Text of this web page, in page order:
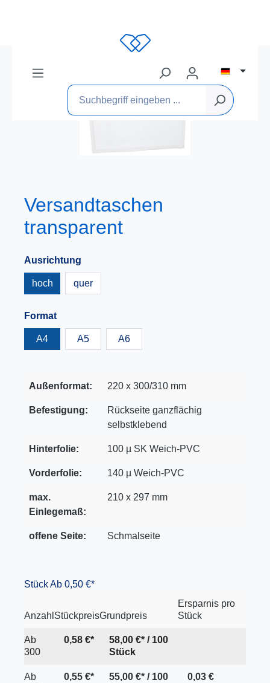
Versandtaschen
transparent
Ausrichtung
hoch quer
Format
A4 A5 A6
Außenformat: 220 x 300/310 mm
Befestigung:
Rückseite ganzflächig
selbstklebend
Hinterfolie: 100 µ SK Weich-PVC
Vorderfolie: 140 µ Weich-PVC
max.
Einlegemaß:
210 x 297 mm
offene Seite: Schmalseite
StückAb 0,50 €*
Anzahl StückpreisGrundpreis
Ersparnis pro
Stück
Ab
300
0,58 €*
58,00 €* / 100
Stück
Ab
0,55 €*
55,00 €* / 100
0,03 €